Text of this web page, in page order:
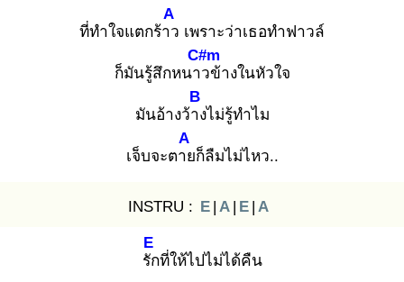
ที่ทำใจแตกร้าว
A
เพราะว่าเธอทำฟาวล์
ก็มันรู้สึกหนาว
C#m
ข้างในหัวใจ
มันอ้างว้าง
B
ไม่รู้ทำไม
เจ็บจะตาย
A
ก็ลืมไม่ไหว..
INSTRU : E | A | E | A
รัก
E
ที่ให้ไปไม่ได้คืน